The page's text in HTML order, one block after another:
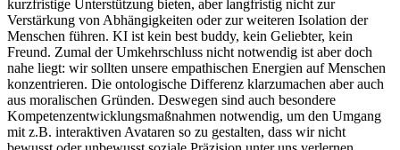
kurzfristige Unterstützung bieten, aber langfristig nicht zur
Verstärkung von Abhängigkeiten oder zur weiteren Isolation der
Menschen führen. KI ist kein best buddy, kein Geliebter, kein
Freund. Zumal der Umkehrschluss nicht notwendig ist aber doch
nahe liegt: wir sollten unsere empathischen Energien auf Menschen
konzentrieren. Die ontologische Differenz klarzumachen aber auch
aus moralischen Gründen. Deswegen sind auch besondere
Kompetenzentwicklungsmaßnahmen notwendig, um den Umgang
mit z.B. interaktiven Avataren so zu gestalten, dass wir nicht